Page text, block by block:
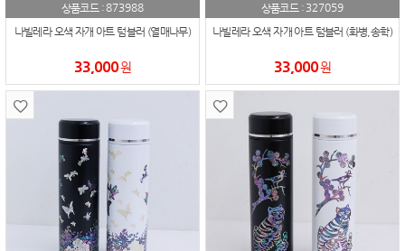
상품코드 :873988
나빌레라 오색 자개 아트 텀블러 (열매나무)
33,000원
상품코드 : 327059
나빌레라 오색 자개 아트 텀블러 (화병,송학)
33,000원